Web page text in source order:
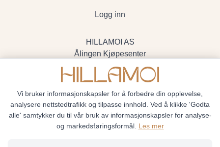
Logg inn
HILLAMOI AS
Ålingen Kjøpesenter
Myrenvegen 19, 3570 Ål
- Org.nr. 928705234
Vi bruker informasjonskapsler for å forbedre din opplevelse,
analysere nettstedtrafikk og tilpasse innhold. Ved å klikke 'Godta
alle' samtykker du til vår bruk av informasjonskapsler for analyse-
og markedsføringsformål. Les mer